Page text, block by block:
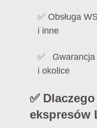
✅ Obsługa
i inne
✅
i okolice
✅
ekspresów